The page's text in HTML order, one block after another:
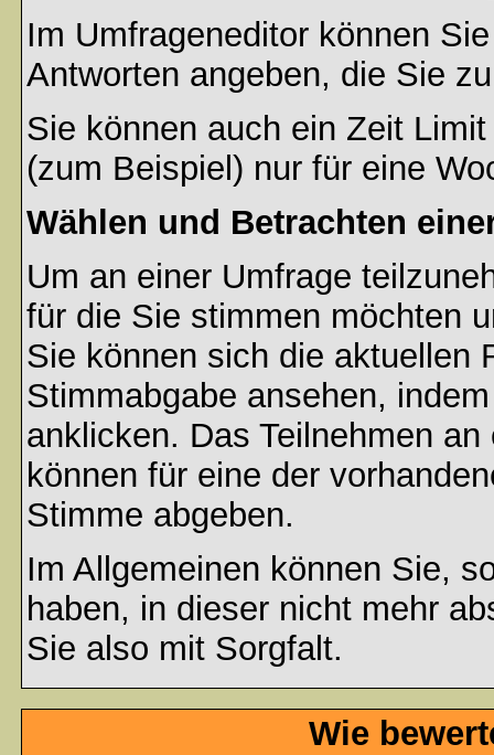
Im Umfrageneditor können
Antworten angeben, die Sie
Sie können auch ein Zeit
(zum Beispiel) nur für eine
Wählen und Betrachten
Um an einer Umfrage
für die Sie stimmen möchten
Sie können sich die aktuellen
Stimmabgabe ansehen,
anklicken. Das Teilnehmen
können für eine der
Stimme abgeben.
Im Allgemeinen können Sie,
haben, in dieser nicht mehr
Sie also mit Sorgfalt.
Wie